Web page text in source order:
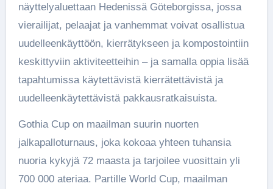
näyttelyaluettaan Hedenissä Göteborgissa, jossa
vierailijat, pelaajat ja vanhemmat voivat osallistua
uudelleenkäyttöön, kierrätykseen ja kompostointiin
keskittyviin aktiviteetteihin – ja samalla oppia lisää
tapahtumissa käytettävistä kierrätettävistä ja
uudelleenkäytettävistä pakkausratkaisuista.
Gothia Cup on maailman suurin nuorten
jalkapalloturnaus, joka kokoaa yhteen tuhansia
nuoria kykyjä 72 maasta ja tarjoilee vuosittain yli
700 000 ateriaa. Partille World Cup, maailman